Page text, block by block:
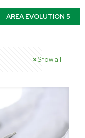
AREA EVOLUTION 5
Show all